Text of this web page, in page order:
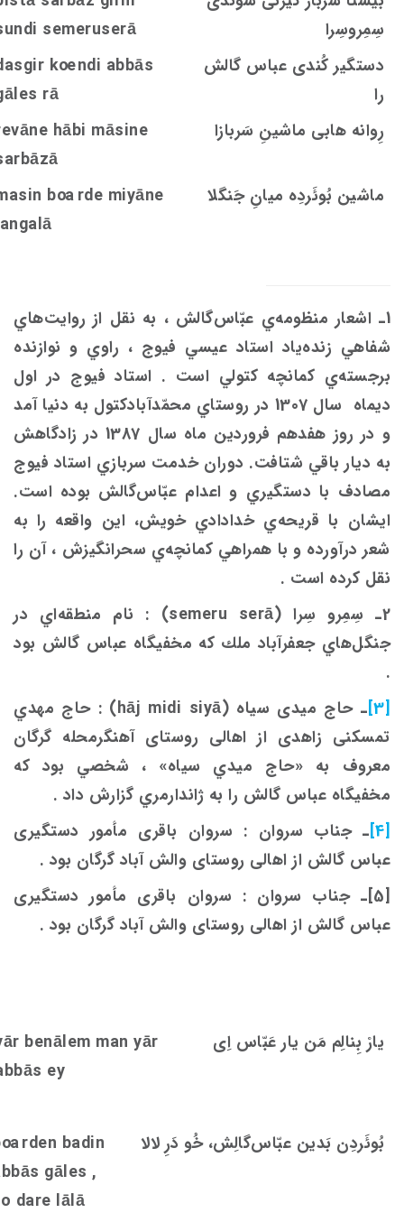
سِمِروسِرا
undi semeruserā
دستگیر کُندی عباس گالش
را
koendi abbās
s rā
رِوانه هابی ماشینِ سَربازا
hābi māsine
ماشین بُوئَردِه ميانِ جَنگلا
sin boarde miyāne
1ـ اشعار منظومه‌ي عبّاس‌گالش ،‌ به نقل از روايت‌هاي
شفاهي زنده‌ياد استاد عيسي فيوج ، راوي و نوازنده
برجسته‌ي كمانچه كتولي است . استاد فيوج در اول
ديماه سال 1307 در روستاي محمّدآبادكتول به دنيا آمد
و در روز هفدهم فروردين ماه سال 1387 در زادگاهش
به ديار باقي شتافت. دوران خدمت سربازي استاد فيوج
مصادف با دستگيري و اعدام عبّاس‌گالش بوده است.
ايشان با قريحه‌ي خدادادي خويش، اين واقعه را به
شعر درآورده و با همراهي كمانچه‌ي سحرانگيزش ، آن را
نقل كرده است .
2ـ سِمِرو سِرا (semeru serā) : نام منطقه‌اي در
جنگل‌هاي جعفرآباد ملك كه مخفيگاه عباس گالش بود
.
[3]
ـ حاج میدی سیاه (hāj midi siyā) : حاج مهدي
تمسکنی زاهدی از اهالی روستای آهنگرمحله گرگان
معروف به «حاج ميدي سياه» ، شخصي بود كه
مخفيگاه عباس گالش را به ژاندارمري گزارش داد .
[4]
ـ جناب سروان : سروان باقری مأمور دستگیری
عباس گالش از اهالی روستای والش آباد گرگان بود .
[5]ـ جناب سروان : سروان باقری مأمور دستگیری
عباس گالش از اهالی روستای والش آباد گرگان بود .
یارْ بِنالِم مَن یار عَبّاس اِی
benālem man yār
ey
بُوئَردِن بَدین عبّاس‌گالِش، خُو دَرِ لالا oarden badin
gāles ,
dare lālā